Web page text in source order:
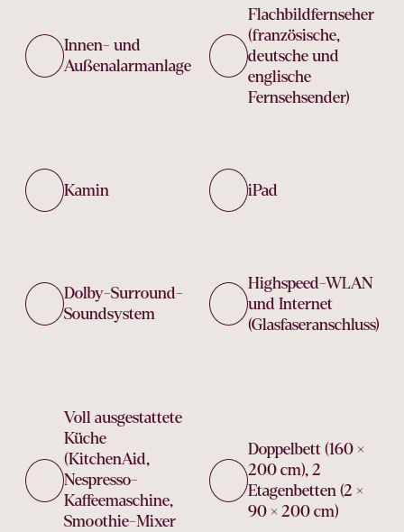
Innen- und
Außenalarmanlage
Flachbildfernseher
(französische,
deutsche und
englische
Fernsehsender)
Kamin iPad
Dolby-Surround-
Soundsystem
Highspeed-WLAN
und Internet
(Glasfaseranschluss)
Voll ausgestattete
Küche
(KitchenAid,
Nespresso-
Kaffeemaschine,
Smoothie-Mixer
Doppelbett (160 ×
200 cm), 2
Etagenbetten (2 ×
90 × 200 cm)